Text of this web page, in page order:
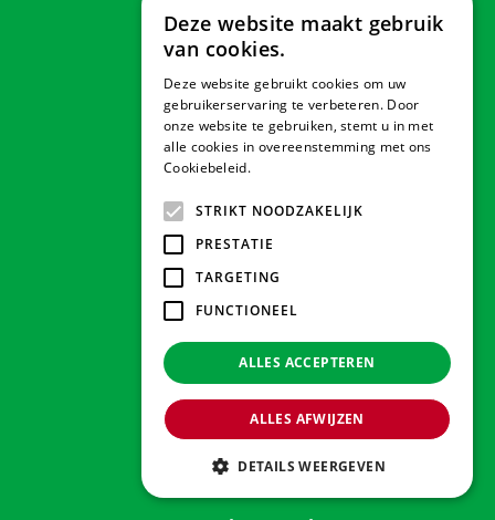
Bloemen Beetsterzwaag
Bloemen Steenwijk
Bloemen Jubbega
Bloemen Oldemarkt
Bloemen Burgum
Bloemen Noordwolde
Huis, Tuin en Dier
Dierenwinkel Gorredijk
Dierenwinkel Drachten
Dierenwinkel Wolvega
Dierenwinkel Steenwijk
Dierenwinkel Haulerwijk
Deze website maakt gebruik
van cookies.
Deze website gebruikt cookies om uw
gebruikerservaring te verbeteren. Door
onze website te gebruiken, stemt u in met
alle cookies in overeenstemming met ons
Cookiebeleid.
STRIKT NOODZAKELIJK
PRESTATIE
TARGETING
FUNCTIONEEL
ALLES ACCEPTEREN
ALLES AFWIJZEN
DETAILS WEERGEVEN